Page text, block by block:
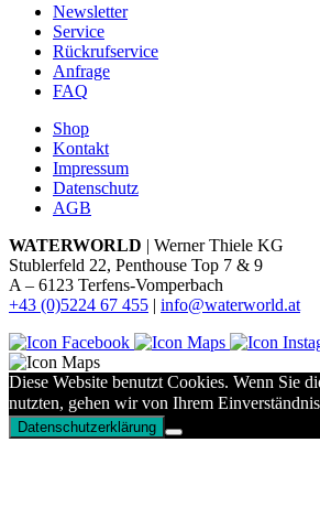
Newsletter
Service
Rückrufservice
Anfrage
FAQ
Shop
Kontakt
Impressum
Datenschutz
AGB
WATERWORLD | Werner Thiele KG
Stublerfeld 22, Penthouse Top 7 & 9
A – 6123 Terfens-Vomperbach
+43 (0)5224 67 455 | info@waterworld.at
Diese Website benutzt Cookies. Wenn Sie
nutzten, gehen wir von Ihrem
Datenschutzerklärung